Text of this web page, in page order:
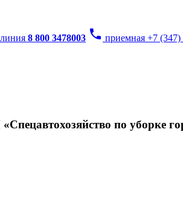
8 800 3478003 phone приемная +7 (347)
по уборке